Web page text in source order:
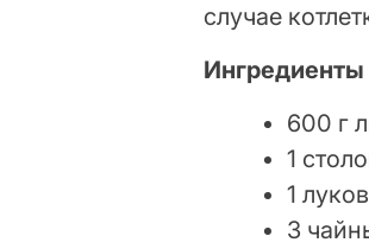
случае
Ингредиенты
600 г
1
1
3